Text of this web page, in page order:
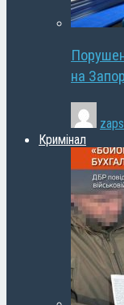
на
Кримінал